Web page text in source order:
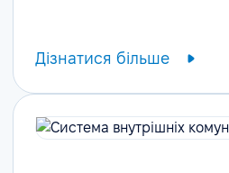
Дізнатися більше